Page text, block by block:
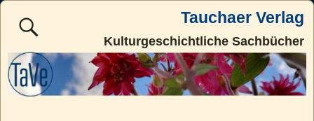
Tauchaer Verlag
Kulturgeschichtliche Sachbücher